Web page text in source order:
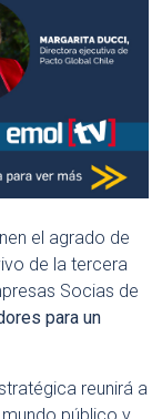
el agrado de
de la tercera
Socias de
para un
reunirá a